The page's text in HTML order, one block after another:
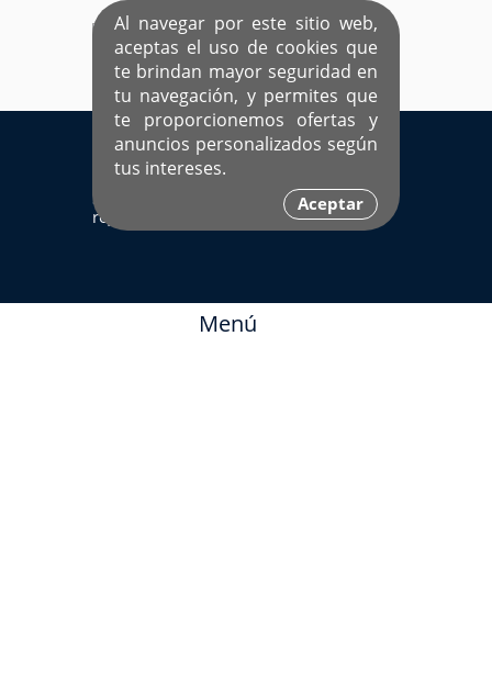
Al navegar por este sitio web,
aceptas el uso de cookies que
te brindan mayor seguridad en
tu navegación, y permites que
te proporcionemos ofertas y
anuncios personalizados según
tus intereses.
Aceptar
EL ÚNICO SITIO DEDICADO A SOLTEROS
HISPANOS COMO TÚ
Ingresa aquí
Sí ya estás
registrado
Menú